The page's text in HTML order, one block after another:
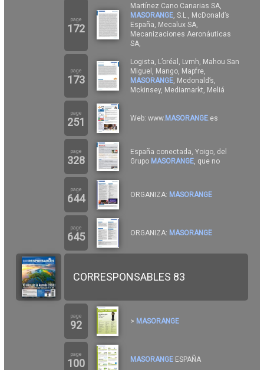
page
172
Martínez Cano Canarias SA,
MASORANGE, S.L., McDonald’s
España, Mecalux SA,
Mecanizaciones Aeronáuticas
SA,
page
173
Logista, L’oréal, Lvmh, Mahou San
Miguel, Mango, Mapfre,
MASORANGE, Mcdonald’s,
Mckinsey, Mediamarkt, Meliá
page
251 Web: www. MASORANGE.es
page
328
España conectada, Yoigo, del
Grupo MASORANGE, que no
page
644 ORGANIZA: MASORANGE
page
645 ORGANIZA: MASORANGE
CORRESPONSABLES 83
page
92 > MASORANGE
page
100 MASORANGE ESPAÑA